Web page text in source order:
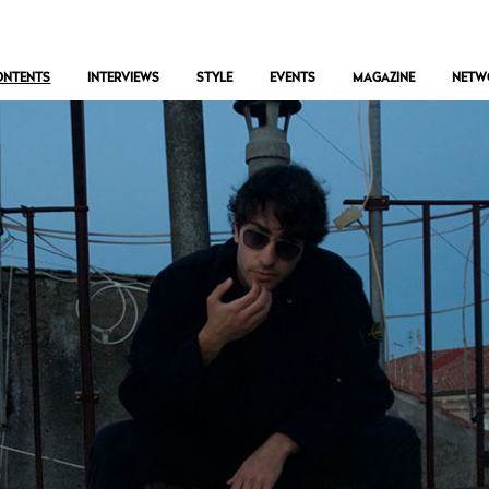
INTERVIEWS STYLE EVENTS MAGAZINE